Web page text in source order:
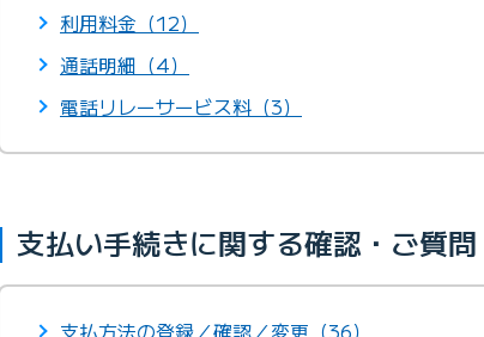
利用料金（12）
通話明細（4）
電話リレーサービス料（3）
支払い手続きに関する確認・ご質問
支払方法の登録／確認／変更（36）